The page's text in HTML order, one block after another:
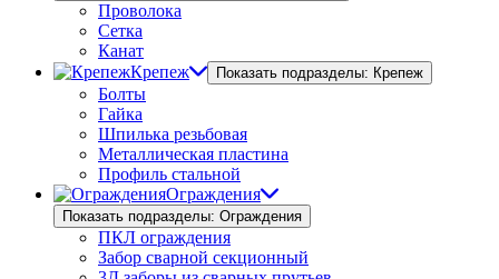
Проволока
Сетка
Канат
Крепеж
Показать подразделы: Крепеж
Болты
Гайка
Шпилька резьбовая
Металлическая пластина
Профиль стальной
Ограждения
Показать подразделы: Ограждения
ПКЛ ограждения
Забор сварной секционный